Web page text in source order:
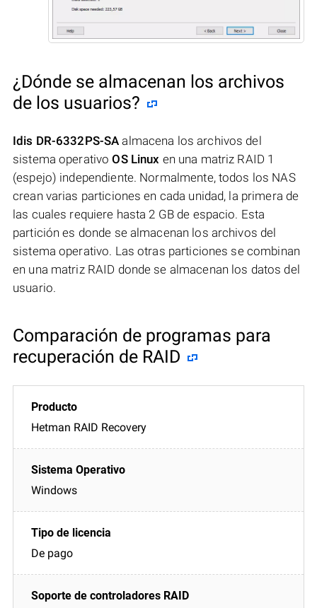
¿Dónde se almacenan los archivos
de los usuarios?
Idis DR-6332PS-SA almacena los archivos del
sistema operativoOS Linux en una matriz RAID 1
(espejo) independiente. Normalmente, todos los NAS
crean varias particiones en cada unidad, la primera de
las cuales requiere hasta 2 GB de espacio. Esta
partición es donde se almacenan los archivos del
sistema operativo. Las otras particiones se combinan
en una matriz RAID donde se almacenan los datos del
usuario.
Comparación de programas para
recuperación de RAID
Hetman RAID Recovery
Windows
De pago